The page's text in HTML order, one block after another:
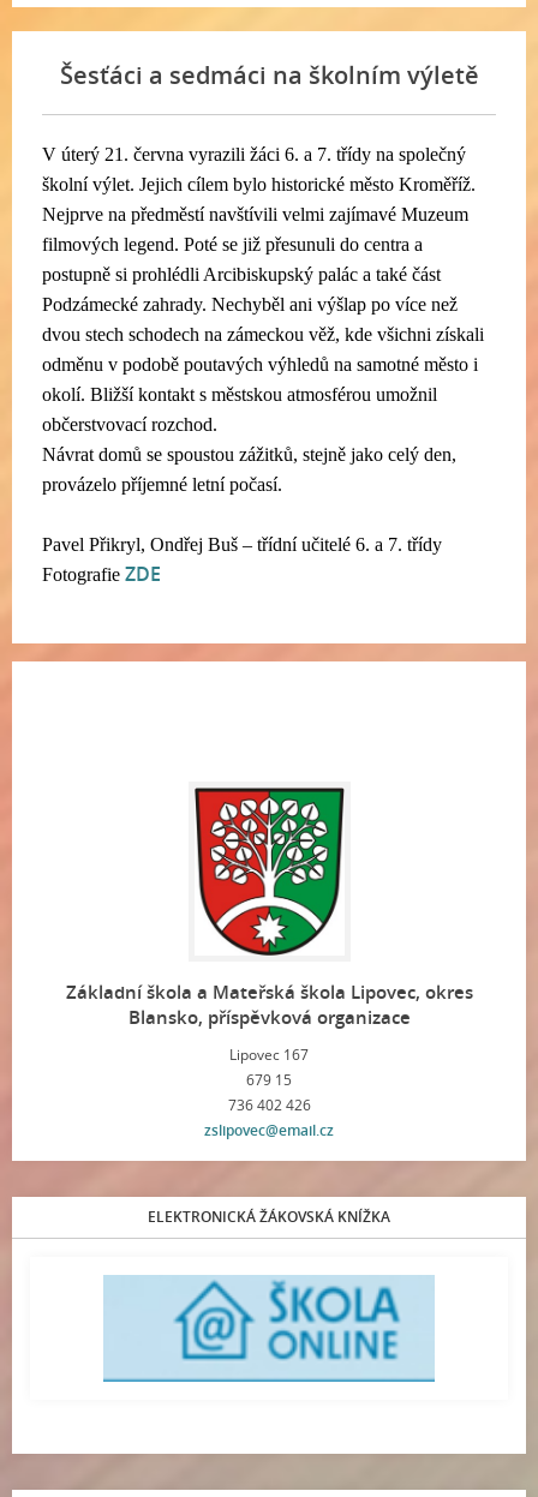
Šesťáci a sedmáci na školním výletě
V úterý 21. června vyrazili žáci 6. a 7. třídy na společný
školní výlet. Jejich cílem bylo historické město Kroměříž.
Nejprve na předměstí navštívili velmi zajímavé Muzeum
filmových legend. Poté se již přesunuli do centra a
postupně si prohlédli Arcibiskupský palác a také část
Podzámecké zahrady. Nechyběl ani výšlap po více než
dvou stech schodech na zámeckou věž, kde všichni získali
odměnu v podobě poutavých výhledů na samotné město i
okolí. Bližší kontakt s městskou atmosférou umožnil
občerstvovací rozchod.
Návrat domů se spoustou zážitků, stejně jako celý den,
provázelo příjemné letní počasí.
Pavel Přikryl, Ondřej Buš – třídní učitelé 6. a 7. třídy
Fotografie ZDE
Základní škola a Mateřská škola Lipovec, okres
Blansko, příspěvková organizace
Lipovec 167
679 15
736 402 426
zslipovec@email.cz
ELEKTRONICKÁ ŽÁKOVSKÁ KNÍŽKA